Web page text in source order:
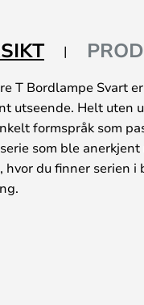
T Bordlampe Svart
utseende. Helt uten
formspråk som
som ble anerkjent
hvor du finner serien